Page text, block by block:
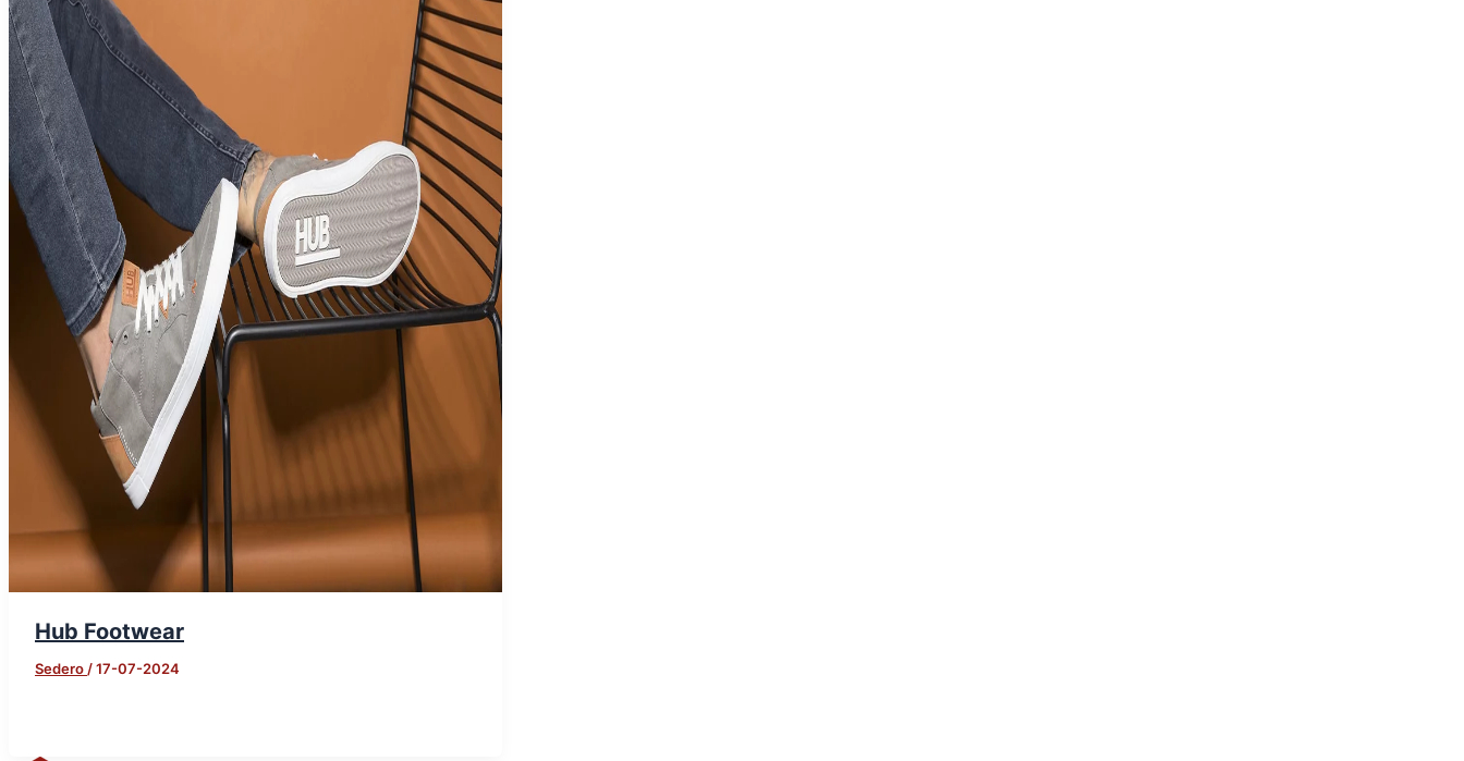
Hub Footwear
Sedero/17-07-2024